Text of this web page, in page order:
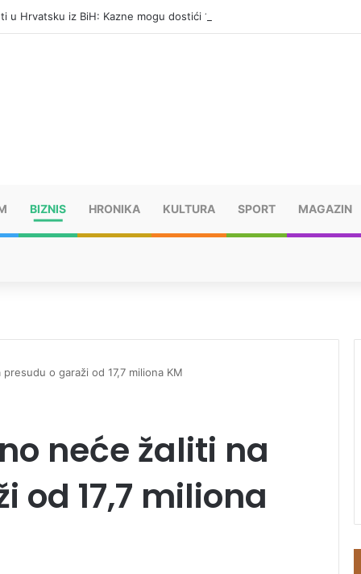
u Hrvatsku iz BiH: Kazne mogu dostići 13.260 evra
BIZNIS HRONIKA KULTURA SPORT MAGAZIN
o garaži od 17,7 miliona KM
neće žaliti na
od 17,7 miliona